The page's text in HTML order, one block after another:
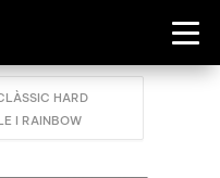
HARD
I RAINBOW